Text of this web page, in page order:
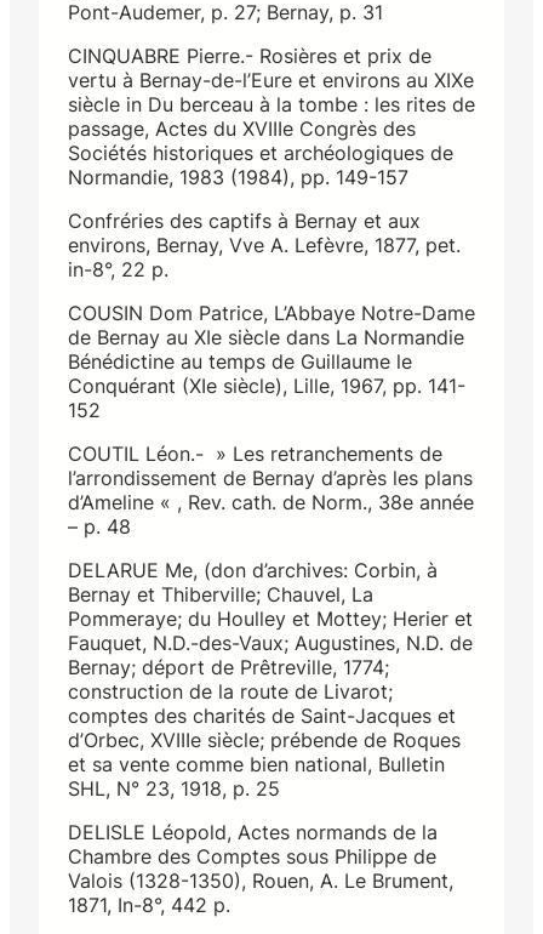
Pont-Audemer, p. 27; Bernay, p. 31
CINQUABRE Pierre.- Rosières et prix de
vertu à Bernay-de-l’Eure et environs au XIXe
siècle in Du berceau à la tombe : les rites de
passage, Actes du XVIIIe Congrès des
Sociétés historiques et archéologiques de
Normandie, 1983 (1984), pp. 149-157
Confréries des captifs à Bernay et aux
environs, Bernay, Vve A. Lefèvre, 1877, pet.
in-8°, 22 p.
COUSIN Dom Patrice, L’Abbaye Notre-Dame
de Bernay au XIe siècle dans La Normandie
Bénédictine au temps de Guillaume le
Conquérant (XIe siècle), Lille, 1967, pp. 141-
152
COUTIL Léon.- » Les retranchements de
l’arrondissement de Bernay d’après les plans
d’Ameline « , Rev. cath. de Norm., 38e année
– p. 48
DELARUE Me, (don d’archives: Corbin, à
Bernay et Thiberville; Chauvel, La
Pommeraye; du Houlley et Mottey; Herier et
Fauquet, N.D.-des-Vaux; Augustines, N.D. de
Bernay; déport de Prêtreville, 1774;
construction de la route de Livarot;
comptes des charités de Saint-Jacques et
d’Orbec, XVIIIe siècle; prébende de Roques
et sa vente comme bien national, Bulletin
SHL, N° 23, 1918, p. 25
DELISLE Léopold, Actes normands de la
Chambre des Comptes sous Philippe de
Valois (1328-1350), Rouen, A. Le Brument,
1871, In-8°, 442 p.